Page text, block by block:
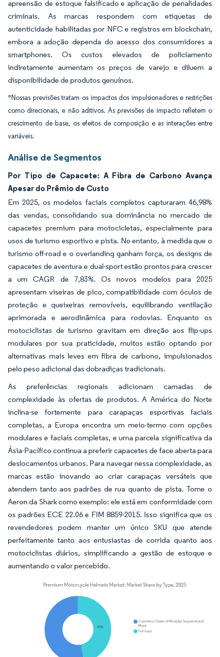
apreensão de estoque falsificado e aplicação de penalidades
criminais. As marcas respondem com etiquetas de
autenticidade habilitadas por NFC e registros em blockchain,
embora a adoção dependa do acesso dos consumidores a
smartphones. Os custos elevados de policiamento
indiretamente aumentam os preços de varejo e diluem a
disponibilidade de produtos genuínos.
*Nossas previsões tratam os impactos dos impulsionadores e restrições
como direcionais, e não aditivos. As previsões de impacto refletem o
crescimento de base, os efeitos de composição e as interações entre
variáveis.
Análise de Segmentos
Por Tipo de Capacete: A Fibra de Carbono Avança
Apesar do Prêmio de Custo
Em 2025, os modelos faciais completos capturaram 46,98%
das vendas, consolidando sua dominância no mercado de
capacetes premium para motocicletas, especialmente para
usos de turismo esportivo e pista. No entanto, à medida que o
turismo off-road e o overlanding ganham força, os designs de
capacetes de aventura e dual-sport estão prontos para crescer
a um CAGR de 7,83%. Os novos modelos para 2025
apresentam viseiras de pico, compatibilidade com óculos de
proteção e queixeiras removíveis, equilibrando ventilação
aprimorada e aerodinâmica para rodovias. Enquanto os
motociclistas de turismo gravitam em direção aos flip-ups
modulares por sua praticidade, muitos estão optando por
alternativas mais leves em fibra de carbono, impulsionados
pelo peso adicional das dobradiças tradicionais.
As preferências regionais adicionam camadas de
complexidade às ofertas de produtos. A América do Norte
inclina-se fortemente para carapaças esportivas faciais
completas, a Europa encontra um meio-termo com opções
modulares e faciais completas, e uma parcela significativa da
Ásia-Pacífico continua a preferir capacetes de face aberta para
deslocamentos urbanos. Para navegar nessa complexidade, as
marcas estão inovando ao criar carapaças versáteis que
atendem tanto aos padrões de rua quanto de pista. Tome o
Aeron da Shark como exemplo: ele está em conformidade com
os padrões ECE 22.06 e FIM 8859-2015. Isso significa que os
revendedores podem manter um único SKU que atende
perfeitamente tanto aos entusiastas de corrida quanto aos
motociclistas diários, simplificando a gestão de estoque e
aumentando o valor percebido.